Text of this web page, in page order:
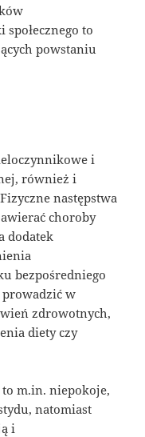
to
powstaniu
i
również i
następstwa
choroby
dodatek
bezpośredniego
prowadzić w
zdrowotnych,
diety czy
m.in. niepokoje,
natomiast
i